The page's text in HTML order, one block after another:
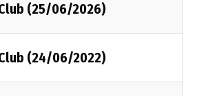
(25/06/2026)
(24/06/2022)